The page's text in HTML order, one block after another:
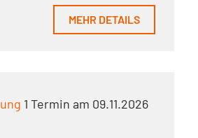
MEHR DETAILS
1 Termin am 09.11.2026